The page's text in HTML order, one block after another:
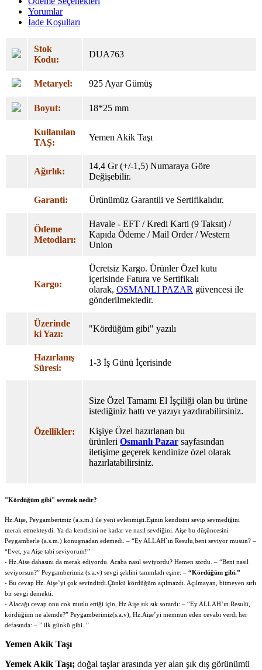
Yorumlar
İade Koşulları
Stok
Kodu:
DUA763
Metaryel: 925 Ayar Gümüş
Boyut: 18*25 mm
Kullanılan
TAŞ:
Yemen Akik Taşı
Ağırlık:
14,4 Gr (+/-1,5) Numaraya Göre
Değişebilir.
Garanti: Ürünümüz Garantili ve Sertifikalıdır.
Ödeme
Metodları:
Havale - EFT / Kredi Karti (9 Taksıt) /
Kapıda Ödeme / Mail Order / Western
Union
Kargo:
Ücretsiz Kargo. Ürünler Özel kutu
içerisinde Fatura ve Sertifikalı
olarak, OSMANLI PAZAR güvencesi ile
gönderilmektedir.
Üzerinde
ki Yazı:
"Kördüğüm gibi" yazılı
Hazırlanış
Süresi:
1-3 İş Günü İçerisinde
Özellikler:
Size Özel Tamamı El İşçiliği olan bu ürüne
istediğiniz hattı ve yazıyı yazdırabilirsiniz.
Kişiye Özel hazırlanan bu
ürünleri Osmanlı Pazar sayfasından
iletişime geçerek kendinize özel olarak
hazırlatabilirsiniz.
"Kördüğüm gibi" sevmek nedir?
Hz.Aişe, Peygamberimiz (a.s.m.) ile yeni evlenmişti.Eşinin kendisini sevip sevmediğini
merak etmekteydi. Ya da kendisini ne kadar ve nasıl sevdiğini. Aişe bu düşüncesini
Peygamberle (a.s.m.) konuşmadan edemedi. – “Ey ALLAH`ın Resulu,beni seviyor musun? –
“Evet, ya Aişe tabi seviyorum!”
- Hz.Aise dahasını da merak ediyordu. Acaba nasıl seviyordu? Hemen sordu. – “Beni nasıl
seviyorsun?” Peygamberimiz (s.a.v) sevgi şeklini tanımladı eşine: – “Kördüğüm gibi.”
- Bu cevap Hz. Aişe’yi çok sevindirdi.Çünkü kördüğüm açılmazdı. Açılmayan, bitmeyen sırlı
bir sevgi demekti.
- Alacağı cevap onu cok mutlu ettiği için, Hz Aişe sık sık sorardı: – “Ey ALLAH’ın Resulü,
kördüğüm ne alemde?” Peygamberimiz(s.a.v), Hz.Aişe’yi memnun eden cevabı verdi her
defasında: – ” ilk günkü gibi. ”
Yemen Akik Taşı
Yemek Akik Taşı; doğal taşlar arasında yer alan şık dış görünümü